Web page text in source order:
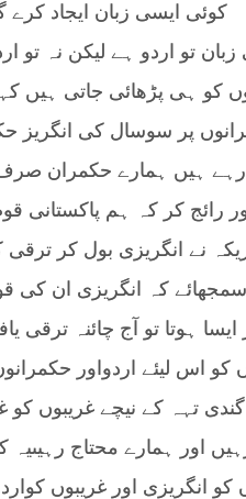
کوئی ایسی زبان ایجاد کرے
تو اردو ہے لیکن نہ تو
کو ہی پڑھائی جاتی ہیں
پر سوسال کی انگریز
رہے ہیں ہمارے حکمران
کر کہ ہم پاکستانی
نے انگریزی بول کر
کہ انگریزی ان کی
ہوتا تو آج چائنہ ترقی
اس لیئے اردواور
تہہ کے نیچے غریبوں کو
اور ہمارے محتاج
انگریزی اور غریبوں